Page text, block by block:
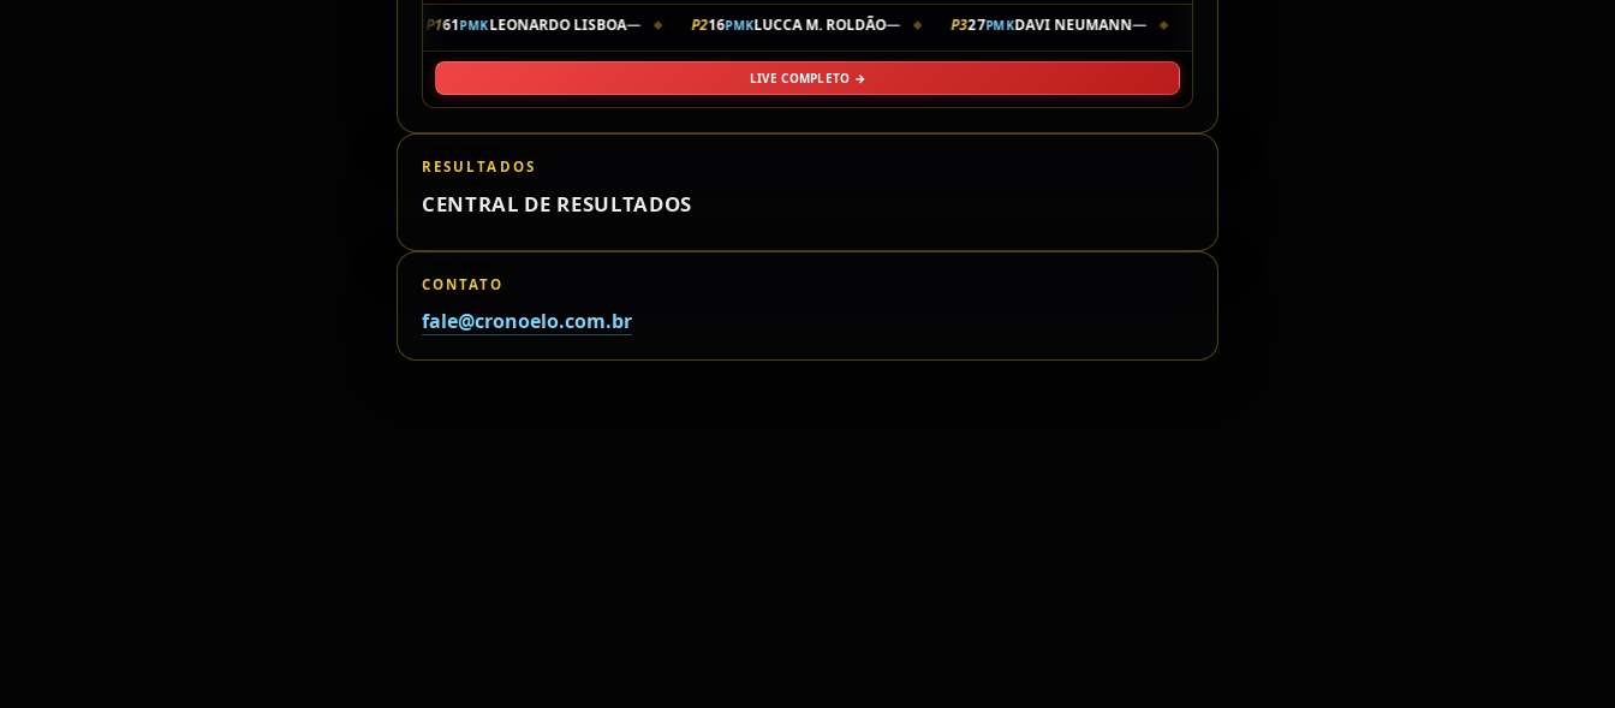
P161PMKLEONARDO LISBOA— ◆ P216PMKLUCCA M. ROLDÃO— ◆ P327PMKDAVI NEUMANN— ◆
LIVE COMPLETO →
RESULTADOS
CENTRAL DE RESULTADOS
CONTATO
fale@cronoelo.com.br